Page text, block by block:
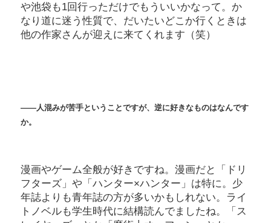
や池袋も1回行っただけでもういいかなって。か
なり道に迷う性質で、だいたいどこか行くときは
他の作家さんが迎えに来てくれます（笑）
――人混みが苦手ということですが、逆に好きなものはなんです
か。
漫画やゲーム全般が好きですね。漫画だと「ドリ
フターズ」や「ハンター×ハンター」は特に。少
年誌よりも青年誌の方が多いかもしれない。ライ
トノベルも学生時代に結構読んでましたね。「ス